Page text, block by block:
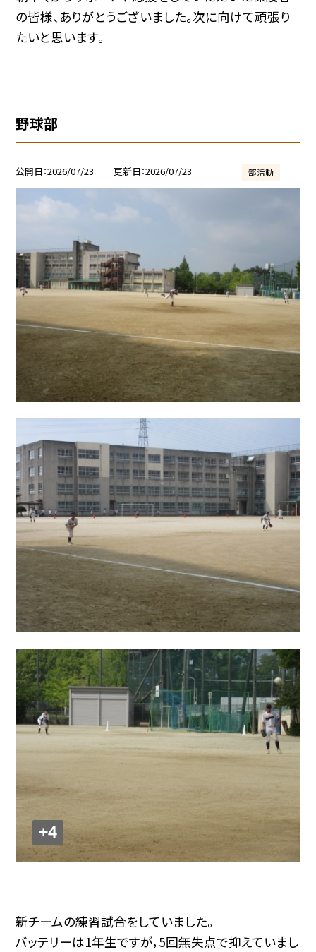
の皆様、ありがとうございました。次に向けて頑張り
たいと思います。
野球部
公開日 2026/07/23 更新日 2026/07/23 部活動
+4
新チームの練習試合をしていました。
バッテリーは1年生ですが，5回無失点で抑えていまし